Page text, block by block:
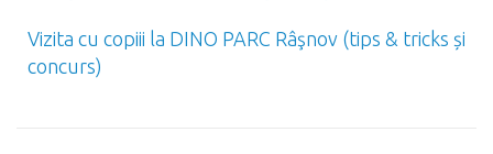
Vizita cu copiii la DINO PARC Râşnov (tips & tricks și
concurs)